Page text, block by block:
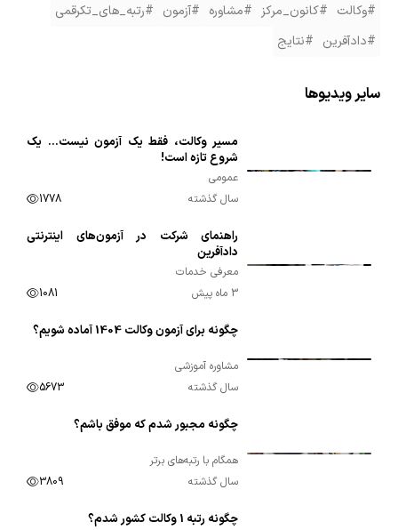
#وکالت #کانون_مرکز #مشاوره #آزمون #رتبه_های_تکرقمی
#دادآفرین #نتایج
سایر ویدیوها
مسیر وکالت، فقط یک آزمون نیست… یک
شروع تازه است!
عمومی
سال گذشته
1778
راهنمای شرکت در آزمون‌های اینترنتی
دادآفرین
معرفی خدمات
3 ماه پیش
1081
چگونه برای آزمون وکالت 1404 آماده شویم؟
مشاوره آموزشی
سال گذشته
5673
چگونه مجبور شدم که موفق باشم؟
همگام با رتبه‌های برتر
سال گذشته
3809
چگونه رتبه 1 وکالت کشور شدم؟